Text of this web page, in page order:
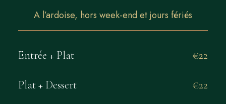
A l’ardoise, hors week-end et jours fériés
Entrée + Plat €22
Plat + Dessert €22